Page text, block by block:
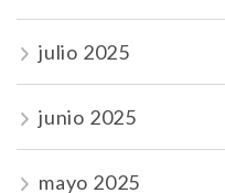
julio 2025
junio 2025
mayo 2025